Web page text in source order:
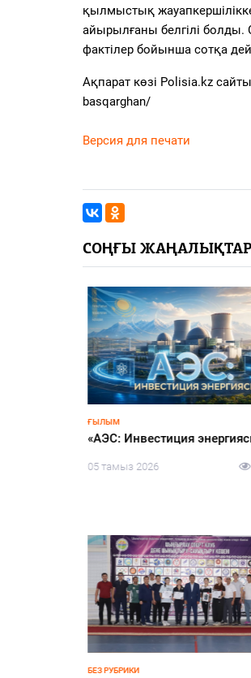
қылмыстық
айырылғаны белгілі болды.
фактілер бойынша сотқа
Ақпарат көзі Polisia.kz
basqarghan/
Версия для печати
СОҢҒЫ ЖАҢАЛЫҚТАР
ҒЫЛЫМ
«АЭС: Инвестиция
05 тамыз 2026
БЕЗ РУБРИКИ